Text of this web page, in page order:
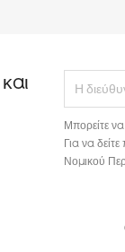
Μπορείτε
Για να
Νομικού